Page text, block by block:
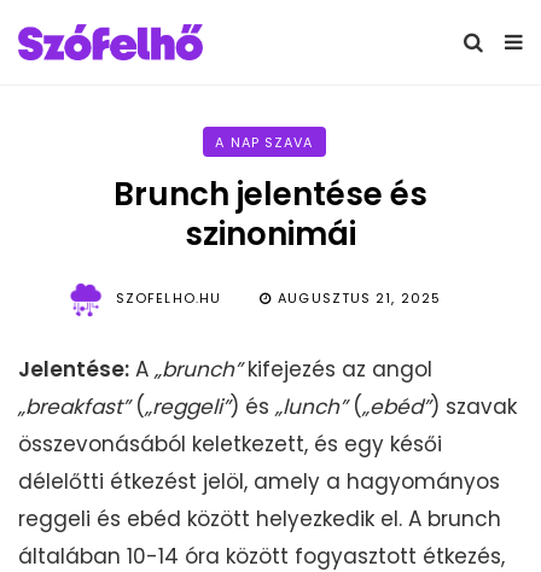
A NAP SZAVA
Brunch jelentése és
szinonimái
SZOFELHO.HU AUGUSZTUS 21, 2025
Jelentése: A „brunch”kifejezés az angol
„breakfast”(„reggeli”) és „lunch”(„ebéd”) szavak
összevonásából keletkezett, és egy késői
délelőtti étkezést jelöl, amely a hagyományos
reggeli és ebéd között helyezkedik el. A brunch
általában 10-14 óra között fogyasztott étkezés,